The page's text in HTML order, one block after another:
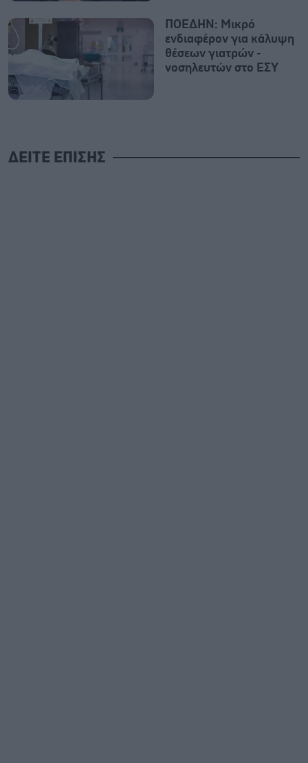
ΠΟΕΔΗΝ: Μικρό
ενδιαφέρον για κάλυψη
θέσεων γιατρών -
νοσηλευτών στο ΕΣΥ
ΔΕΙΤΕ ΕΠΙΣΗΣ